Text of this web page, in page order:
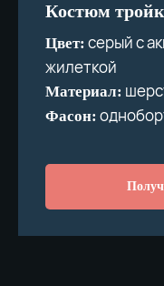
Костюм
Цвет: серый с
жилеткой
Материал:
Фасон: